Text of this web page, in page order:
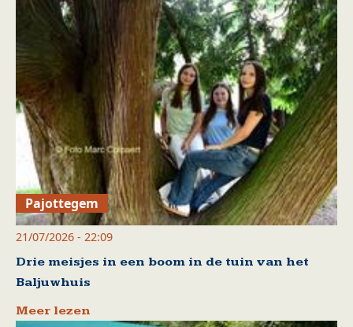
Pajottegem
21/07/2026 - 22:09
Drie meisjes in een boom in de tuin van het
Baljuwhuis
Meer lezen